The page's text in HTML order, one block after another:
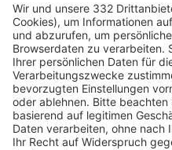
Pässe und Vereinswechsel
Trainerausbildung
Schulungsangebot
BFV-Geschäftsstellen
Trainerbörse